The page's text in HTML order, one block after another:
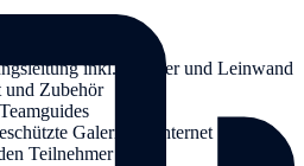
inkl. Beamer und Leinwand
und Zubehör
Galerie im Internet
Teilnehmer